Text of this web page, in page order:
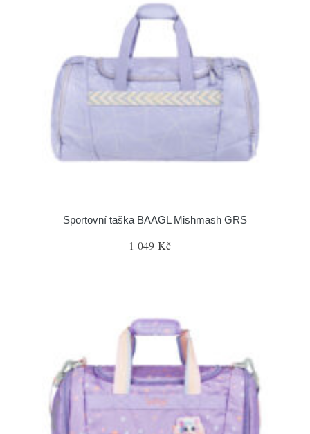
Sportovní taška BAAGL Mishmash GRS
1 049 Kč